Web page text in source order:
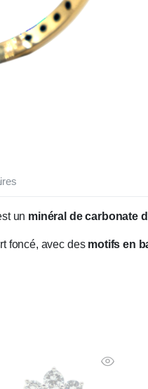
un minéral de carbonate
foncé, avec des motifs en